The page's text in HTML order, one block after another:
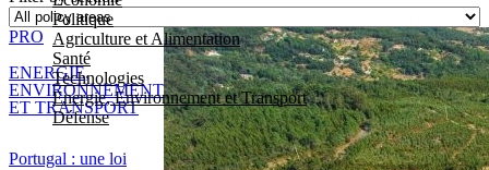
Politique
Agriculture et Alimentation
Santé
Technologies
Energie, Environnement et Transport
Défense
Portugal : une loi
PRO
ENERGIE,
ENVIRONNEMENT
ET TRANSPORT